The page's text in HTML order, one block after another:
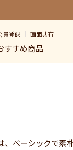
員登録 画面共有
すすめ商品
ベーシックで素